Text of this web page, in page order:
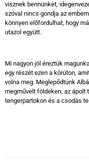
visznek bennünket,
szóval nincs gondja az
könnyen előfordulhat, hogy
utazol együtt.
Mi nagyon jól éreztük
egy részét ezen a körúton,
volna meg. Meglepődtünk
megművelt földeken, az ápolt
tengerpartokon és a csodás